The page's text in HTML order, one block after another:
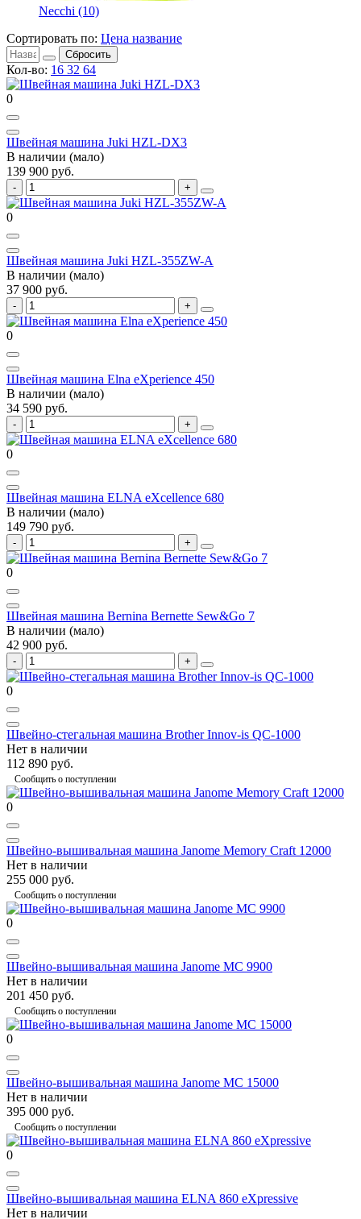
Necchi (10)
Сортировать по: Цена название
Сбросить
Кол-во: 16 32 64
0
Швейная машина Juki HZL-DX3
В наличии (мало)
139 900 руб.
0
Швейная машина Juki HZL-355ZW-A
В наличии (мало)
37 900 руб.
0
Швейная машина Elna eXperience 450
В наличии (мало)
34 590 руб.
0
Швейная машина ELNA eXcellence 680
В наличии (мало)
149 790 руб.
0
Швейная машина Bernina Bernette Sew&Go 7
В наличии (мало)
42 900 руб.
0
Швейно-стегальная машина Brother Innov-is QC-1000
Нет в наличии
112 890 руб.
Сообщить о поступлении
0
Швейно-вышивальная машина Janome Memory Craft 12000
Нет в наличии
255 000 руб.
Сообщить о поступлении
0
Швейно-вышивальная машина Janome MC 9900
Нет в наличии
201 450 руб.
Сообщить о поступлении
0
Швейно-вышивальная машина Janome MC 15000
Нет в наличии
395 000 руб.
Сообщить о поступлении
0
Швейно-вышивальная машина ELNA 860 eXpressive
Нет в наличии